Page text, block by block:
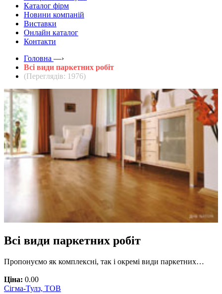
Каталог фірм
Новини компаній
Виставки
Онлайн каталог
Контакти
Головна —›
Всі види паркетних робіт
(Переглядів: 1976)
Всі види паркетних робіт
Пропонуємо як комплексні, так і окремі види паркетних…
Ціна: 0.00
Сігма-Тулз, ТОВ